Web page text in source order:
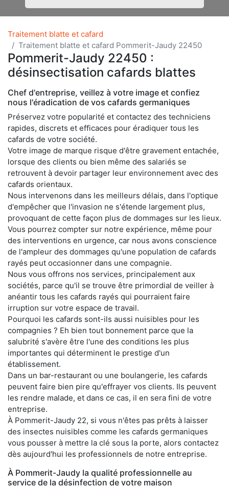
Traitement blatte et cafard
Traitement blatte et cafard Pommerit-Jaudy 22450
Pommerit-Jaudy 22450 :
désinsectisation cafards blattes
Chef d'entreprise, veillez à votre image et confiez
nous l'éradication de vos cafards germaniques
Préservez votre popularité et contactez des techniciens
rapides, discrets et efficaces pour éradiquer tous les
cafards de votre société.
Votre image de marque risque d'être gravement entachée,
lorsque des clients ou bien même des salariés se
retrouvent à devoir partager leur environnement avec des
cafards orientaux.
Nous intervenons dans les meilleurs délais, dans l'optique
d'empêcher que l'invasion ne s'étende largement plus,
provoquant de cette façon plus de dommages sur les lieux.
Vous pourrez compter sur notre expérience, même pour
des interventions en urgence, car nous avons conscience
de l'ampleur des dommages qu'une population de cafards
rayés peut occasionner dans une compagnie.
Nous vous offrons nos services, principalement aux
sociétés, parce qu'il se trouve être primordial de veiller à
anéantir tous les cafards rayés qui pourraient faire
irruption sur votre espace de travail.
Pourquoi les cafards sont-ils aussi nuisibles pour les
compagnies ? Eh bien tout bonnement parce que la
salubrité s'avère être l'une des conditions les plus
importantes qui déterminent le prestige d'un
établissement.
Dans un bar-restaurant ou une boulangerie, les cafards
peuvent faire bien pire qu'effrayer vos clients. Ils peuvent
les rendre malade, et dans ce cas, il en sera fini de votre
entreprise.
À Pommerit-Jaudy 22, si vous n'êtes pas prêts à laisser
des insectes nuisibles comme les cafards germaniques
vous pousser à mettre la clé sous la porte, alors contactez
dès aujourd'hui les professionnels de notre entreprise.
À Pommerit-Jaudy la qualité professionnelle au
service de la désinfection de votre maison